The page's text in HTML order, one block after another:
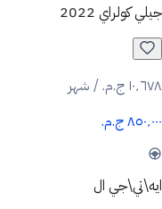
جيلي كولراي 2022
١٠٬٦٧٨ ج.م.‏ / شهر
٨٥٠٬٠٠٠ ج.م.‏
ايه\تي\جي ال